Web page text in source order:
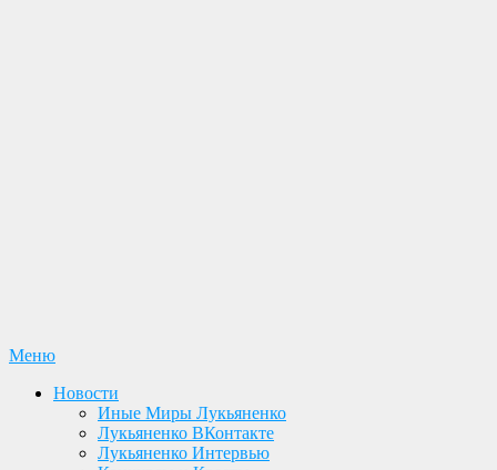
Перейти
содержимому
Меню
Новости
Иные Миры Лукьяненко
Лукьяненко ВКонтакте
Лукьяненко Интервью